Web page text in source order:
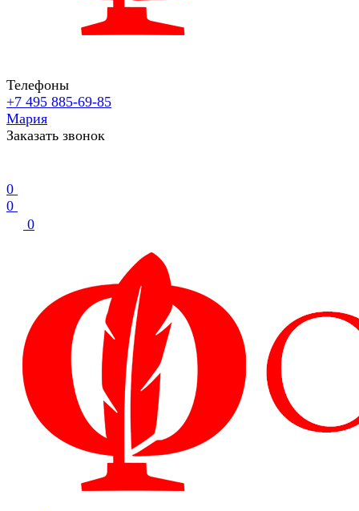
Телефоны
+7 495 885-69-85
Мария
Заказать звонок
0
0
0